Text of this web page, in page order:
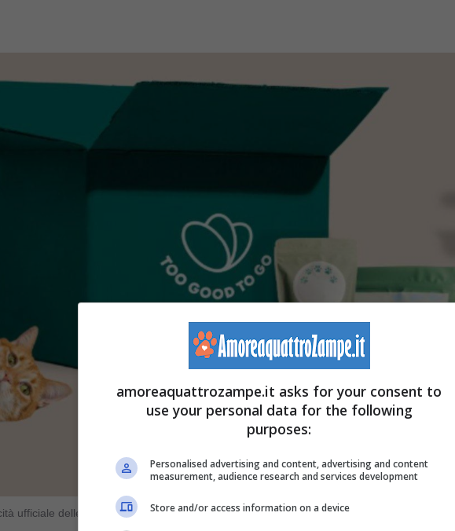
ufficiale delle box dispensa (Screenshot Foto Facebook@toogoodtogo-
amoreaquattrozampe.it asks for your consent to
use your personal data for the following
purposes:
Personalised advertising and content, advertising and content
measurement, audience research and services development
Store and/or access information on a device